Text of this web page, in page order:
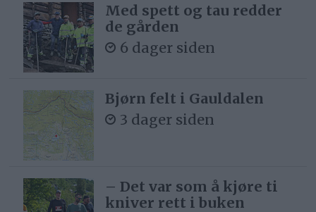
Med spett og tau redder
de gården
6 dager siden
Bjørn felt i Gauldalen
3 dager siden
– Det var som å kjøre ti
kniver rett i buken